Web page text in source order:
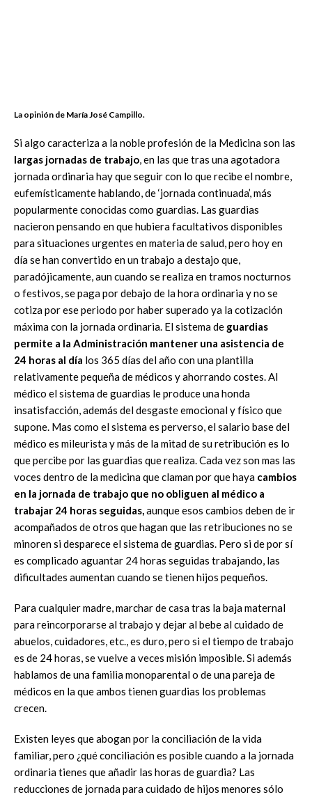
La opinión de María José Campillo.
Si algo caracteriza a la noble profesión de la Medicina son las
largas jornadas de trabajo, en las que tras una agotadora
jornada ordinaria hay que seguir con lo que recibe el nombre,
eufemísticamente hablando, de ‘jornada continuada’, más
popularmente conocidas como guardias. Las guardias
nacieron pensando en que hubiera facultativos disponibles
para situaciones urgentes en materia de salud, pero hoy en
día se han convertido en un trabajo a destajo que,
paradójicamente, aun cuando se realiza en tramos nocturnos
o festivos, se paga por debajo de la hora ordinaria y no se
cotiza por ese periodo por haber superado ya la cotización
máxima con la jornada ordinaria. El sistema de guardias
permite a la Administración mantener una asistencia de
24 horas al día los 365 días del año con una plantilla
relativamente pequeña de médicos y ahorrando costes. Al
médico el sistema de guardias le produce una honda
insatisfacción, además del desgaste emocional y físico que
supone. Mas como el sistema es perverso, el salario base del
médico es mileurista y más de la mitad de su retribución es lo
que percibe por las guardias que realiza. Cada vez son mas las
voces dentro de la medicina que claman por que haya cambios
en la jornada de trabajo que no obliguen al médico a
trabajar 24 horas seguidas,aunque esos cambios deben de ir
acompañados de otros que hagan que las retribuciones no se
minoren si desparece el sistema de guardias. Pero si de por sí
es complicado aguantar 24 horas seguidas trabajando, las
dificultades aumentan cuando se tienen hijos pequeños.
Para cualquier madre, marchar de casa tras la baja maternal
para reincorporarse al trabajo y dejar al bebe al cuidado de
abuelos, cuidadores, etc., es duro, pero si el tiempo de trabajo
es de 24 horas, se vuelve a veces misión imposible. Si además
hablamos de una familia monoparental o de una pareja de
médicos en la que ambos tienen guardias los problemas
crecen.
Existen leyes que abogan por la conciliación de la vida
familiar, pero ¿qué conciliación es posible cuando a la jornada
ordinaria tienes que añadir las horas de guardia? Las
reducciones de jornada para cuidado de hijos menores sólo